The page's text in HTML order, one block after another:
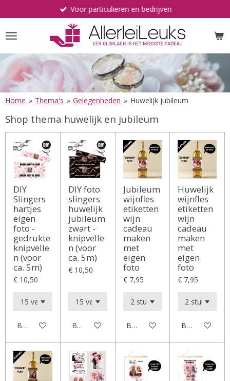
direct
naar
de
hoofdinhoud
Voor particulieren en bedrijven
Home » Thema's » Gelegenheden » Huwelijk jubileum
Shop thema huwelijk en jubileum
DIY
Slingers
hartjes
eigen
foto -
gedrukte
knipvelle
n (voor
ca. 5m)
€ 10,50
Bekijk details
DIY foto
slingers
huwelijk
jubileum
zwart -
knipvelle
n (voor
ca. 5m)
€ 10,50
Bekijk details
Jubileum
wijnfles
etiketten
wijn
cadeau
maken
met
eigen
foto
€ 7,95
Bekijk details
Huwelijk
wijnfles
etiketten
wijn
cadeau
maken
met
eigen
foto
€ 7,95
Bekijk details